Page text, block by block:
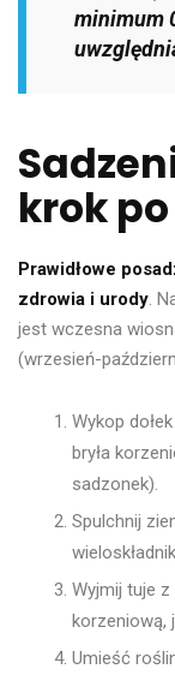
minimum
krok
Prawidłowe
zdrowia i urody.
jest wczesna
(wrzesień-
Wykop
bryła
sadzonek).
Spulchnij
Wyjmij tuje z
korzeniową,
Umieść